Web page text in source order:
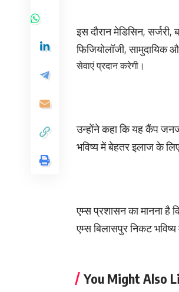
इस दौरान मेडिसिन, सर्जरी,
फिजियोलॉजी, सामुदायिक
सेवाएं प्रदान करेगी।
उन्होंने कहा कि यह कैंप
भविष्य में बेहतर इलाज के
एम्स प्रशासन का मानना है
एम्स बिलासपुर निकट
You Might Also